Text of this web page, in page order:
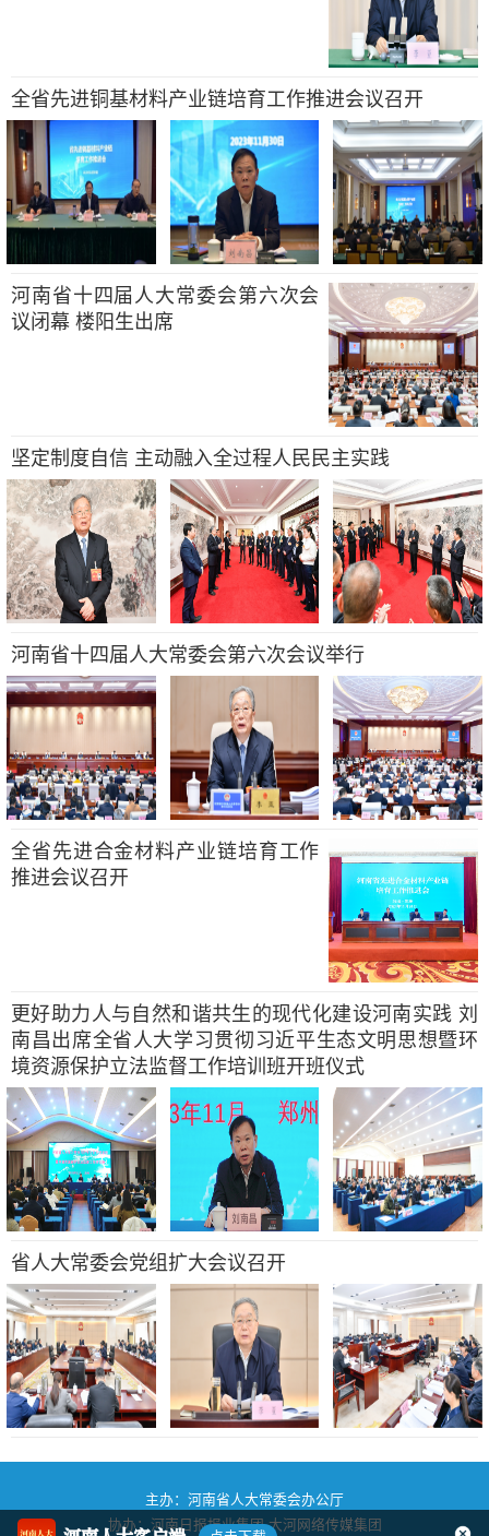
全省先进铜基材料产业链培育工作推进会议召开
河南省十四届人大常委会第六次会
议闭幕 楼阳生出席
坚定制度自信 主动融入全过程人民民主实践
河南省十四届人大常委会第六次会议举行
全省先进合金材料产业链培育工作
推进会议召开
更好助力人与自然和谐共生的现代化建设河南实践 刘
南昌出席全省人大学习贯彻习近平生态文明思想暨环
境资源保护立法监督工作培训班开班仪式
省人大常委会党组扩大会议召开
主办：河南省人大常委会办公厅
协办：河南日报报业集团大河网络传媒集团